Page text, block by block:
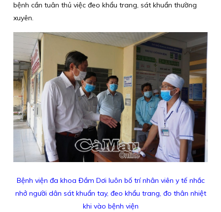
bệnh cần tuân thủ việc đeo khẩu trang, sát khuẩn thường
xuyên.
Bệnh viện đa khoa Đầm Dơi luôn bố trí nhân viên y tế nhắc
nhở người dân sát khuẩn tay, đeo khẩu trang, đo thân nhiệt
khi vào bệnh viện